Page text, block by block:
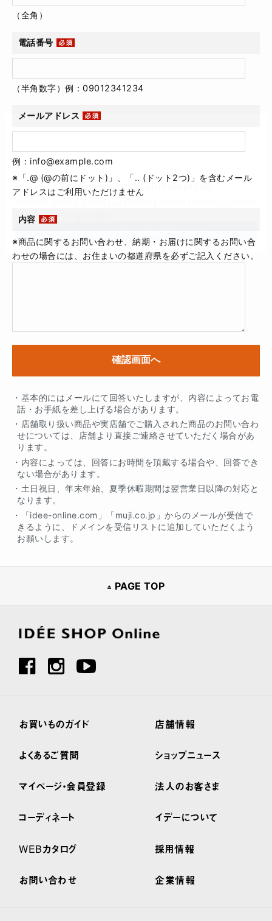
（全角）
電話番号
（半角数字）例：09012341234
メールアドレス
例：info@example.com
※「.@ (@の前にドット)」、「.. (ドット2つ)」を含むメール
アドレスはご利用いただけません
内容
※商品に関するお問い合わせ、納期・お届けに関するお問い合
わせの場合には、お住まいの都道府県を必ずご記入ください。
・基本的にはメールにて回答いたしますが、内容によってお電
話・お手紙を差し上げる場合があります。
・店舗取り扱い商品や実店舗でご購入された商品のお問い合わ
せについては、店舗より直接ご連絡させていただく場合があ
ります。
・内容によっては、回答にお時間を頂戴する場合や、回答でき
ない場合があります。
・土日祝日、年末年始、夏季休暇期間は翌営業日以降の対応と
なります。
・「idee-online.com」「muji.co.jp」からのメールが受信で
きるように、ドメインを受信リストに追加していただくよう
お願いします。
PAGE TOP
お買いものガイド
よくあるご質問
マイページ・会員登録
コーディネート
WEBカタログ
お問い合わせ
店舗情報
ショップニュース
法人のお客さま
イデーについて
採用情報
企業情報